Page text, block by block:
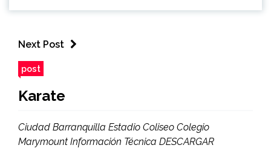
Next Post
post
Karate
Ciudad Barranquilla Estadio Coliseo Colegio
Marymount Información Técnica DESCARGAR